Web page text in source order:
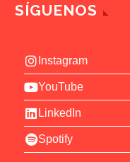
SÍGUENOS
Instagram
YouTube
LinkedIn
Spotify